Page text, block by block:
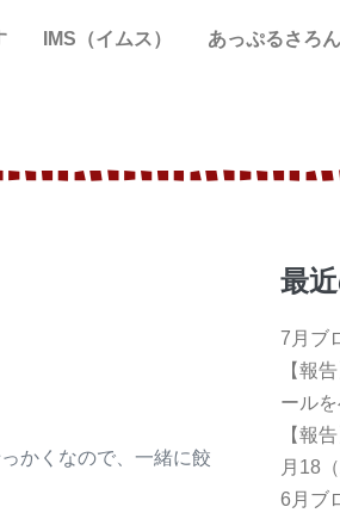
IMS（イムス） あっぷるさろん
かくなので、一緒に餃
最
7月ブ
【報
ール
【報
月18（
6月ブ